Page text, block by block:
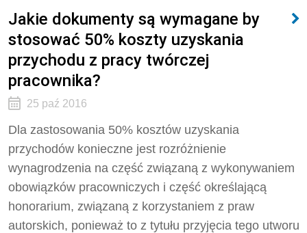
Jakie dokumenty są wymagane by
stosować 50% koszty uzyskania
przychodu z pracy twórczej
pracownika?
25 paź 2016
Dla zastosowania 50% kosztów uzyskania
przychodów konieczne jest rozróżnienie
wynagrodzenia na część związaną z wykonywaniem
obowiązków pracowniczych i część określającą
honorarium, związaną z korzystaniem z praw
autorskich, ponieważ to z tytułu przyjęcia tego utworu